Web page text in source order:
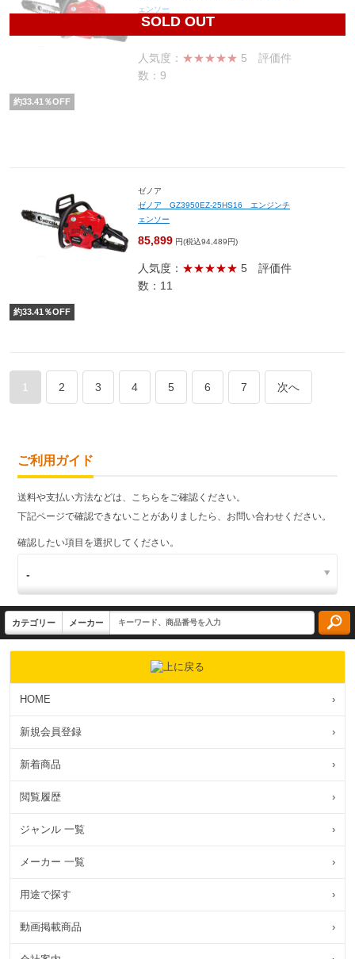
SOLD OUT
ェンソー
85,899
人気度： ★★★★★ 5 評価件
数：9
約33.41 ％OFF
ゼノア
ゼノア GZ3950EZ-25HS16 エンジンチ
ェンソー
85,899 円(税込94,489円)
人気度： ★★★★★ 5 評価件
数：11
約33.41 ％OFF
1 2 3 4 5 6 7 次へ
ご利用ガイド
送料や支払い方法などは、こちらをご確認ください。
下記ページで確認できないことがありましたら、お問い合わせください。
確認したい項目を選択してください。
HOME ›
新規会員登録 ›
新着商品 ›
閲覧履歴 ›
ジャンル 一覧 ›
メーカー 一覧 ›
用途で探す ›
動画掲載商品 ›